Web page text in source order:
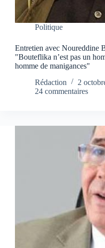
Politique
Entretien avec Noureddine
"Bouteflika n’est pas un
homme de manigances"
Rédaction
2
24 commentaires